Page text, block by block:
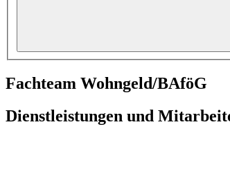
Fachteam Wohngeld/BAföG
Dienstleistungen und